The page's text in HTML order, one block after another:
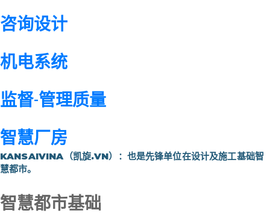
咨询设计
机电系统
监督-管理质量
智慧厂房
KANSAIVINA（凯旋.VN）： 也是先锋单位在设计及施工基础智
慧都市。
智慧都市基础